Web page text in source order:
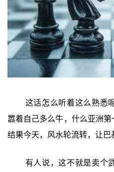
这话怎么听着这么熟悉
嚣着自己多么牛，什么亚洲第
结果今天，风水轮流转，让巴
有人说，这不就是卖个